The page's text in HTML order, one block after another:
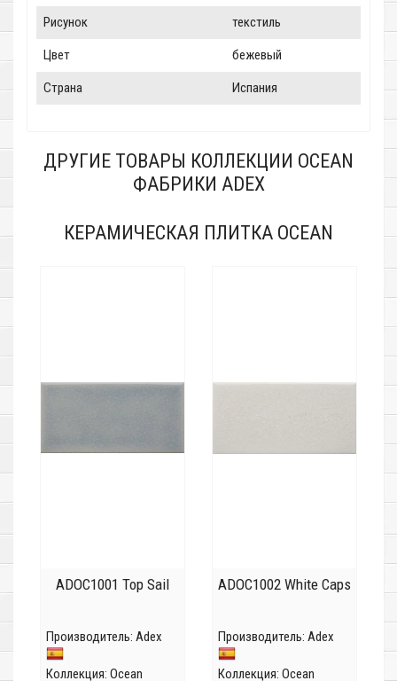
Рисунок текстиль
Цвет бежевый
Страна Испания
ДРУГИЕ ТОВАРЫ КОЛЛЕКЦИИ OCEAN
ФАБРИКИ ADEX
КЕРАМИЧЕСКАЯ ПЛИТКА OCEAN
ADOC1001 Top Sail
Производитель: Adex
Коллекция: Ocean
ADOC1002 White Caps
Производитель: Adex
Коллекция: Ocean